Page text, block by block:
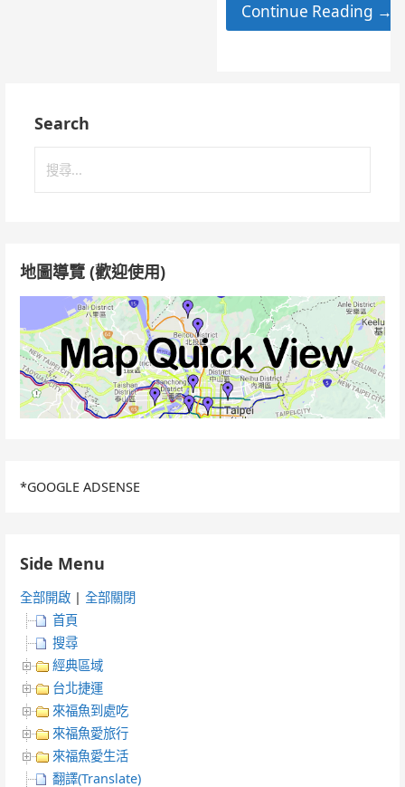
Continue Reading →
Search
地圖導覽 (歡迎使用)
*GOOGLE ADSENSE
Side Menu
全部開啟 |全部關閉
首頁
搜尋
經典區域
台北捷運
來福魚到處吃
來福魚愛旅行
來福魚愛生活
翻譯(Translate)